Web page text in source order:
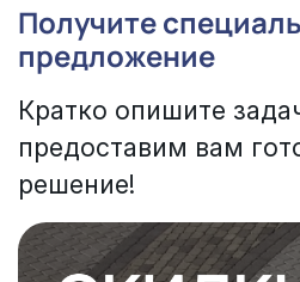
Получите
предложение
Кратко опишите
предоставим вам
решение!